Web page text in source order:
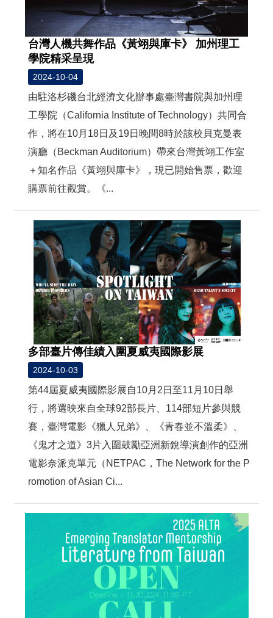
台灣人機共舞作品《黃翊與庫卡》 加州理工
學院精采呈現
2024-10-04
由駐洛杉磯台北經濟文化辦事處臺灣書院與加州理
工學院（California Institute of Technology）共同合
作，將在10月18日及19日晚間8時於該校貝克曼表
演廳（Beckman Auditorium）帶來台灣黃翊工作室
＋知名作品《黃翊與庫卡》，現已開始售票，歡迎
購票前往觀賞。《...
多部臺片傳佳績入圍夏威夷國際影展
2024-10-03
第44屆夏威夷國際影展自10月2日至11月10日舉
行，將選映來自全球92部長片、114部短片參與競
賽，臺灣電影《獵人兄弟》、《青春並不溫柔》、
《鬼才之道》3片入圍鼓勵亞洲新銳導演創作的亞洲
電影奈派克單元（NETPAC，The Network for the P
romotion of Asian Ci...